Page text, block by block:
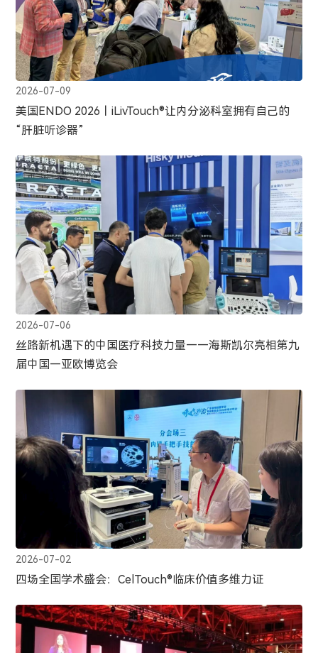
2026-07-09
美国ENDO 2026丨iLivTouch®让内分泌科室拥有自己的
“肝脏听诊器”
2026-07-06
丝路新机遇下的中国医疗科技力量——海斯凯尔亮相第九
届中国—亚欧博览会
2026-07-02
四场全国学术盛会：CelTouch®临床价值多维力证